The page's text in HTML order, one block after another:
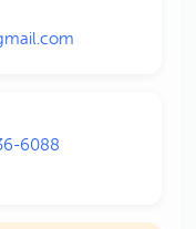
6088